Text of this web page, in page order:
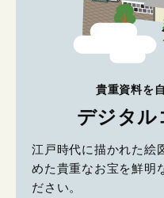
貴重資料を
デジタル
江戸時代に描かれた絵
めた貴重なお宝を鮮明
ださい。